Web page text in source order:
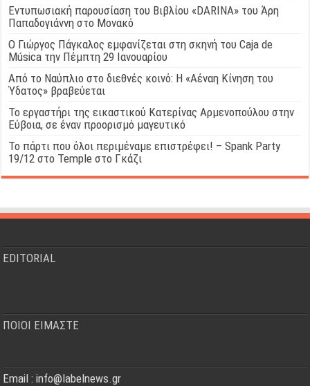
Εντυπωσιακή παρουσίαση του Βιβλίου «DARINA» του Άρη
Παπαδογιάννη στο Μονακό
Ο Γιώργος Πάγκαλος εμφανίζεται στη σκηνή του Caja de
Música την Πέμπτη 29 Ιανουαρίου
Από το Ναύπλιο στο διεθνές κοινό: Η «Αέναη Κίνηση του
Ύδατος» βραβεύεται
Το εργαστήρι της εικαστικού Κατερίνας Αρμενοπούλου στην
Εύβοια, σε έναν προορισμό μαγευτικό
Το πάρτι που όλοι περιμέναμε επιστρέφει! – Spank Party
19/12 στο Temple στο Γκάζι
EDITORIAL
ΠΟΙΟΙ ΕΙΜΑΣΤΕ
Email : info@labelnews.gr